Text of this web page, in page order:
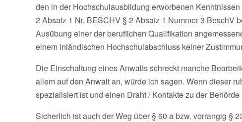
den in der Hochschulausbildung erworbenen
2 Absatz 1 Nr. BESCHV § 2 Absatz 1 Nummer 3 BeschV
Ausübung einer der beruflichen Qualifikation
einem inländischen Hochschulabschluss keiner
Die Einschaltung eines Anwalts schreckt manche
allem auf den Anwalt an, würde ich sagen. Wenn dieser
spezialisiert ist und einen Draht / Kontakte zu der
Sicherlich ist auch der Weg über § 60 a bzw. vorrangig §